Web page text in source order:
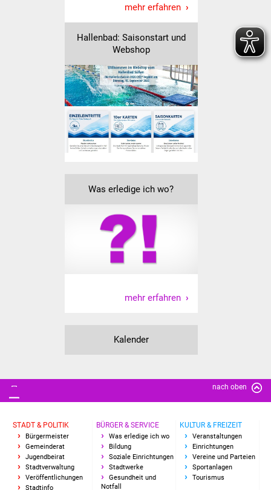
Beirat Süßener Vereine
Sportanlagen
Tourismus
Erlebnisregion
Schwäbischer Albtrauf
Route der
Lebenslagen
Senioren
Stadtseniorenrat
Ältere
Pflegeheim
Kinder und Jugendliche
Schülerferienprogramm
Migration und Integration
mehr erfahren
Hallenbad: Saisonstart und
Webshop
Was erledige ich wo?
mehr erfahren
Kalender
nach oben
STADT & POLITIK
Bürgermeister
Gemeinderat
Jugendbeirat
Stadtverwaltung
Veröffentlichungen
Stadtinfo
BÜRGER & SERVICE
Was erledige ich wo
Bildung
Soziale Einrichtungen
Stadtwerke
Gesundheit und
Notfall
KULTUR & FREIZEIT
Veranstaltungen
Einrichtungen
Vereine und Parteien
Sportanlagen
Tourismus